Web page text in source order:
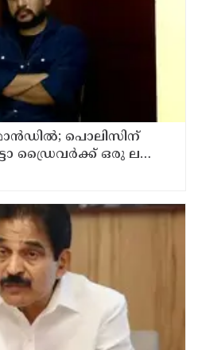
പൊലിസിന്
ഡ്രൈവർക്ക് ഒരു ലക്ഷം
മന്ത്രി